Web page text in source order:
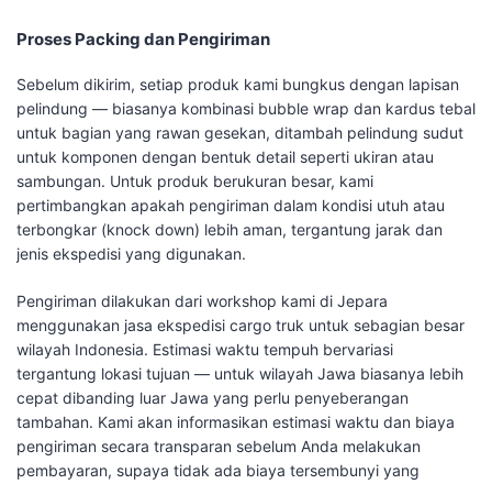
Proses Packing dan Pengiriman
Sebelum dikirim, setiap produk kami bungkus dengan lapisan
pelindung — biasanya kombinasi bubble wrap dan kardus tebal
untuk bagian yang rawan gesekan, ditambah pelindung sudut
untuk komponen dengan bentuk detail seperti ukiran atau
sambungan. Untuk produk berukuran besar, kami
pertimbangkan apakah pengiriman dalam kondisi utuh atau
terbongkar (knock down) lebih aman, tergantung jarak dan
jenis ekspedisi yang digunakan.
Pengiriman dilakukan dari workshop kami di Jepara
menggunakan jasa ekspedisi cargo truk untuk sebagian besar
wilayah Indonesia. Estimasi waktu tempuh bervariasi
tergantung lokasi tujuan — untuk wilayah Jawa biasanya lebih
cepat dibanding luar Jawa yang perlu penyeberangan
tambahan. Kami akan informasikan estimasi waktu dan biaya
pengiriman secara transparan sebelum Anda melakukan
pembayaran, supaya tidak ada biaya tersembunyi yang